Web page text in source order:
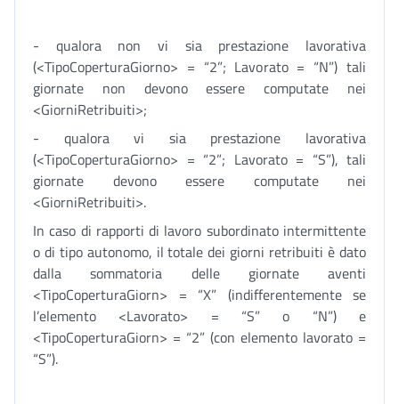
- qualora non vi sia prestazione lavorativa
(<TipoCoperturaGiorno> = “2”; Lavorato = “N”) tali
giornate non devono essere computate nei
<GiorniRetribuiti>;
- qualora vi sia prestazione lavorativa
(<TipoCoperturaGiorno> = “2”; Lavorato = “S”), tali
giornate devono essere computate nei
<GiorniRetribuiti>.
In caso di rapporti di lavoro subordinato intermittente
o di tipo autonomo, il totale dei giorni retribuiti è dato
dalla sommatoria delle giornate aventi
<TipoCoperturaGiorn> = “X” (indifferentemente se
l’elemento <Lavorato> = “S” o “N”) e
<TipoCoperturaGiorn> = “2” (con elemento lavorato =
“S”).